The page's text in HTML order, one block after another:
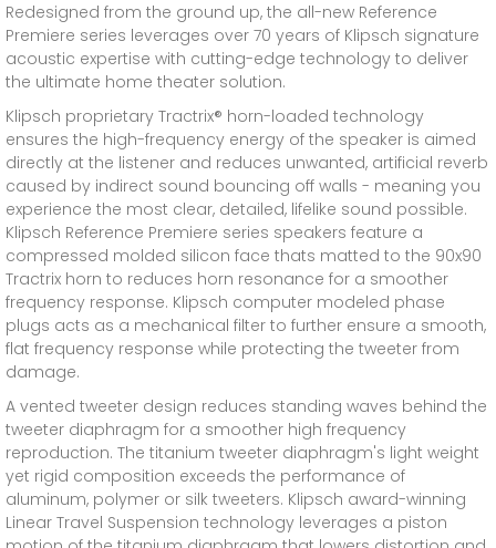
Redesigned from the ground up, the all-new Reference
Premiere series leverages over 70 years of Klipsch signature
acoustic expertise with cutting-edge technology to deliver
the ultimate home theater solution.
Klipsch proprietary Tractrix® horn-loaded technology
ensures the high-frequency energy of the speaker is aimed
directly at the listener and reduces unwanted, artificial reverb
caused by indirect sound bouncing off walls - meaning you
experience the most clear, detailed, lifelike sound possible.
Klipsch Reference Premiere series speakers feature a
compressed molded silicon face thats matted to the 90x90
Tractrix horn to reduces horn resonance for a smoother
frequency response. Klipsch computer modeled phase
plugs acts as a mechanical filter to further ensure a smooth,
flat frequency response while protecting the tweeter from
damage.
A vented tweeter design reduces standing waves behind the
tweeter diaphragm for a smoother high frequency
reproduction. The titanium tweeter diaphragm's light weight
yet rigid composition exceeds the performance of
aluminum, polymer or silk tweeters. Klipsch award-winning
Linear Travel Suspension technology leverages a piston